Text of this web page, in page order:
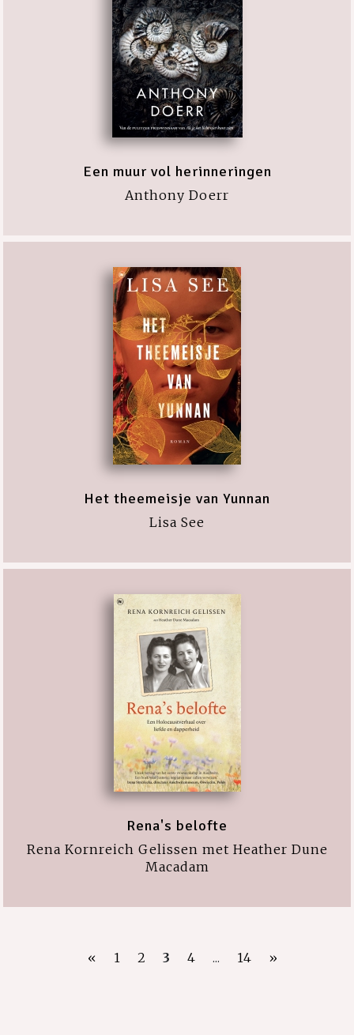
Een muur vol herinneringen
Anthony Doerr
Het theemeisje van Yunnan
Lisa See
Rena's belofte
Rena Kornreich Gelissen met Heather Dune
Macadam
« 1 2 3 4 ... 14 »